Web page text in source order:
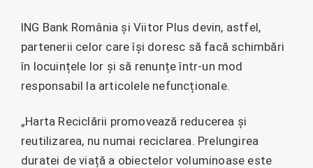
ING Bank România și Viitor Plus devin, astfel,
partenerii celor care își doresc să facă schimbări
în locuințele lor și să renunțe într-un mod
responsabil la articolele nefuncționale.
„Harta Reciclării promovează reducerea și
reutilizarea, nu numai reciclarea. Prelungirea
duratei de viață a obiectelor voluminoase este